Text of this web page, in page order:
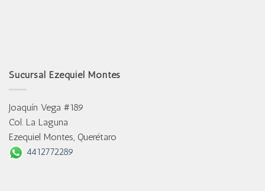
Sucursal Ezequiel Montes
Joaquín Vega #189
Col. La Laguna
Ezequiel Montes, Querétaro
4412772289